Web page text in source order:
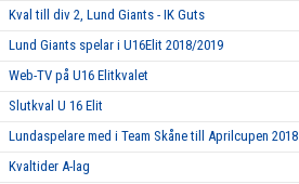
Kval till div 2, Lund Giants - IK Guts
Lund Giants spelar i U16Elit 2018/2019
Web-TV på U16 Elitkvalet
Slutkval U 16 Elit
Lundaspelare med i Team Skåne till Aprilcupen 2018
Kvaltider A-lag